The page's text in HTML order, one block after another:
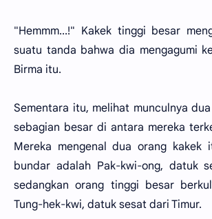
"Hemmm...!" Kakek tinggi besar
suatu tanda bahwa dia mengagumi
Birma itu.
Sementara itu, melihat munculnya
sebagian besar di antara mereka
Mereka mengenal dua orang kakek
bundar adalah Pak-kwi-ong, datuk
sedangkan orang tinggi besar
Tung-hek-kwi, datuk sesat dari Timur.